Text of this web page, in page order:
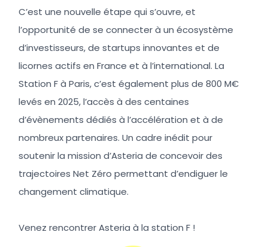
C’est une nouvelle étape qui s’ouvre, et
l’opportunité de se connecter à un écosystème
d’investisseurs, de startups innovantes et de
licornes actifs en France et à l’international. La
Station F à Paris, c’est également plus de 800 M€
levés en 2025, l’accès à des centaines
d’évènements dédiés à l’accélération et à de
nombreux partenaires. Un cadre inédit pour
soutenir la mission d’Asteria de concevoir des
trajectoires Net Zéro permettant d’endiguer le
changement climatique.
Venez rencontrer Asteria à la station F !